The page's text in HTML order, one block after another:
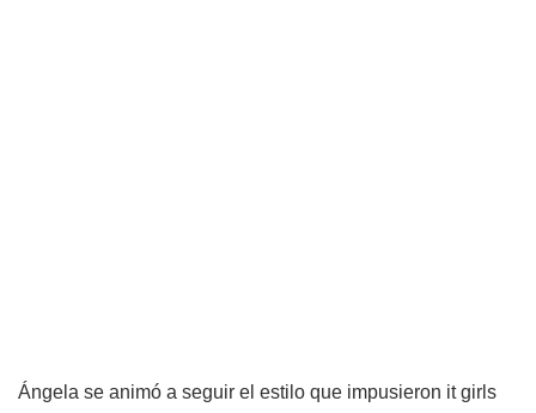
Ángela se animó a seguir el estilo que impusieron it girls